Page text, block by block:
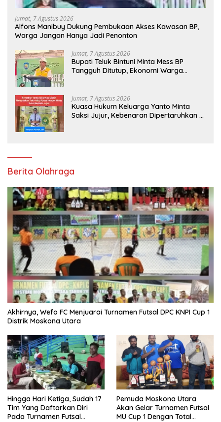
Jumat, 7 Agustus 2026
Alfons Manibuy Dukung Pembukaan Akses Kawasan BP,
Warga Jangan Hanya Jadi Penonton
Jumat, 7 Agustus 2026
Bupati Teluk Bintuni Minta Mess BP
Tangguh Ditutup, Ekonomi Warga
Jumat, 7 Agustus 2026
Kuasa Hukum Keluarga Yanto Minta
Saksi Jujur, Kebenaran Dipertaruhkan di
Berita Olahraga
Akhirnya, Wefo FC Menjuarai Turnamen Futsal DPC KNPI Cup 1
Distrik Moskona Utara
Hingga Hari Ketiga, Sudah 17
Tim Yang Daftarkan Diri
Pada Turnamen Futsal
Pemuda Moskona Utara
Akan Gelar Turnamen Futsal
MU Cup 1 Dengan Total